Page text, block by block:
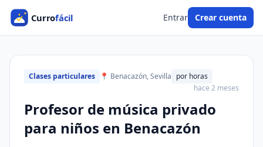
Entrar Crear cuenta
Clases particulares 📍 Benacazón, Sevilla por horas
hace 2 meses
Profesor de música privado
para niños en Benacazón